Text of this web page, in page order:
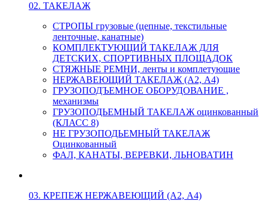
02. ТАКЕЛАЖ
СТРОПЫ грузовые (цепные, текстильные
ленточные, канатные)
КОМПЛЕКТУЮЩИЙ ТАКЕЛАЖ ДЛЯ
ДЕТСКИХ, СПОРТИВНЫХ ПЛОЩАДОК
СТЯЖНЫЕ РЕМНИ, ленты и комплетующие
НЕРЖАВЕЮЩИЙ ТАКЕЛАЖ (А2, А4)
ГРУЗОПОДЪЕМНОЕ ОБОРУДОВАНИЕ ,
механизмы
ГРУЗОПОДЬЕМНЫЙ ТАКЕЛАЖ оцинкованный
(КЛАСС 8)
НЕ ГРУЗОПОДЬЕМНЫЙ ТАКЕЛАЖ
Оцинкованный
ФАЛ, КАНАТЫ, ВЕРЕВКИ, ЛЬНОВАТИН
03. КРЕПЕЖ НЕРЖАВЕЮЩИЙ (А2, А4)